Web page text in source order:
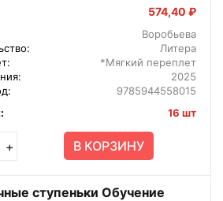
574,40 ₽
Воробьева
Литера
*Мягкий переплет
2025
9785944558015
16 шт
+ В КОРЗИНУ
ступеньки Обучение